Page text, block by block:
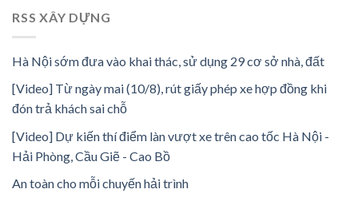
RSS XÂY DỰNG
Hà Nội sớm đưa vào khai thác, sử dụng 29 cơ sở nhà, đất
[Video] Từ ngày mai (10/8), rút giấy phép xe hợp đồng khi
đón trả khách sai chỗ
[Video] Dự kiến thí điểm làn vượt xe trên cao tốc Hà Nội -
Hải Phòng, Cầu Giẽ - Cao Bồ
An toàn cho mỗi chuyến hải trình